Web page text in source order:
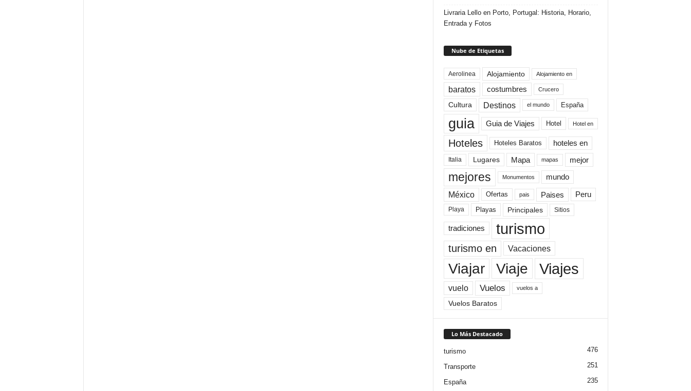
Livraria Lello en Porto, Portugal: Historia, Horario,
Entrada y Fotos
Nube de Etiquetas
Aerolinea Alojamiento Alojamiento en
baratos costumbres Crucero
Cultura Destinos el mundo España
guia Guia de Viajes Hotel Hotel en
Hoteles Hoteles Baratos hoteles en
Italia Lugares Mapa mapas mejor
mejores Monumentos mundo
México Ofertas pais Paises Peru
Playa Playas Principales Sitios
tradiciones turismo
turismo en Vacaciones
Viajar Viaje Viajes
vuelo Vuelos vuelos a
Vuelos Baratos
Lo Más Destacado
turismo 476
Transporte 251
España 235